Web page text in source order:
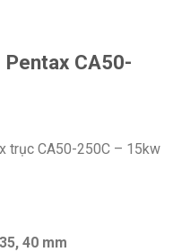
CA50-
trục CA50-250C – 15kw
40 mm